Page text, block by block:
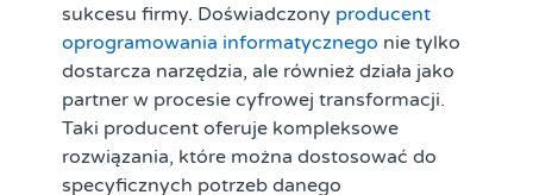
sukcesu firmy. Doświadczony producent
oprogramowania informatycznego nie tylko
dostarcza narzędzia, ale również działa jako
partner w procesie cyfrowej transformacji.
Taki producent oferuje kompleksowe
rozwiązania, które można dostosować do
specyficznych potrzeb danego